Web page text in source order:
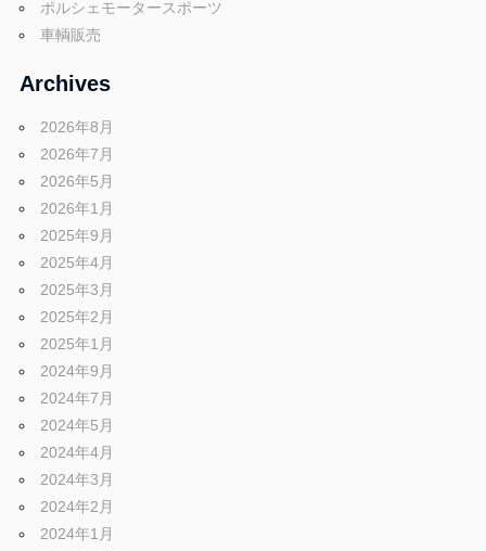
ポルシェモータースポーツ
車輌販売
Archives
2026年8月
2026年7月
2026年5月
2026年1月
2025年9月
2025年4月
2025年3月
2025年2月
2025年1月
2024年9月
2024年7月
2024年5月
2024年4月
2024年3月
2024年2月
2024年1月